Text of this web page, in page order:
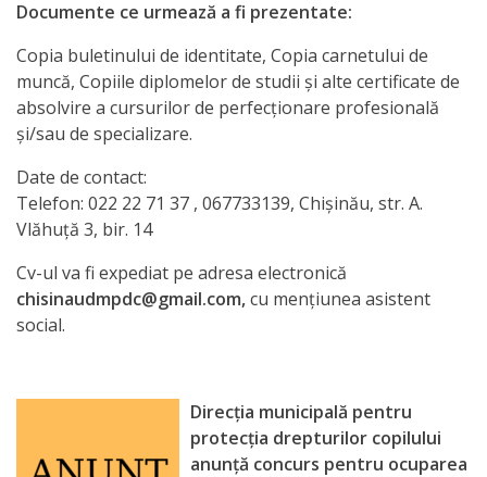
Documente ce urmează a fi prezentate:
Copia buletinului de identitate, Copia carnetului de
muncă, Copiile diplomelor de studii şi alte certificate de
absolvire a cursurilor de perfecţionare profesională
şi/sau de specializare.
Date de contact:
Telefon: 022 22 71 37 , 067733139, Chişinău, str. A.
Vlăhuţă 3, bir. 14
Cv-ul va fi expediat pe adresa electronică
chisinaudmpdc@gmail.com,cu mențiunea asistent
social.
Direcţia municipală pentru
protecţia drepturilor copilului
anunţă concurs pentru ocuparea